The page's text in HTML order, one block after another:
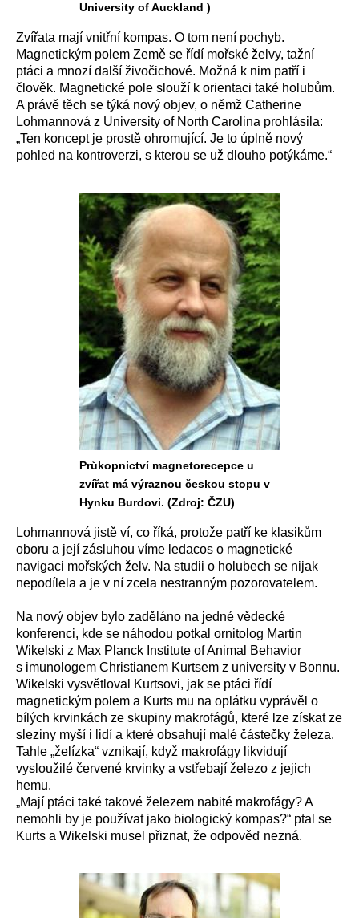
University of Auckland )
Zvířata mají vnitřní kompas. O tom není pochyb.
Magnetickým polem Země se řídí mořské želvy, tažní
ptáci a mnozí další živočichové. Možná k nim patří i
člověk. Magnetické pole slouží k orientaci také holubům.
A právě těch se týká nový objev, o němž Catherine
Lohmannová z University of North Carolina prohlásila:
„Ten koncept je prostě ohromující. Je to úplně nový
pohled na kontroverzi, s kterou se už dlouho potýkáme.“
Průkopnictví magnetorecepce u
zvířat má výraznou českou stopu v
Hynku Burdovi. (Zdroj: ČZU)
Lohmannová jistě ví, co říká, protože patří ke klasikům
oboru a její zásluhou víme ledacos o magnetické
navigaci mořských želv. Na studii o holubech se nijak
nepodílela a je v ní zcela nestranným pozorovatelem.
Na nový objev bylo zaděláno na jedné vědecké
konferenci, kde se náhodou potkal ornitolog Martin
Wikelski z Max Planck Institute of Animal Behavior
s imunologem Christianem Kurtsem z university v Bonnu.
Wikelski vysvětloval Kurtsovi, jak se ptáci řídí
magnetickým polem a Kurts mu na oplátku vyprávěl o
bílých krvinkách ze skupiny makrofágů, které lze získat ze
sleziny myší i lidí a které obsahují malé částečky železa.
Tahle „želízka“ vznikají, když makrofágy likvidují
vysloužilé červené krvinky a vstřebají železo z jejich
hemu.
„Mají ptáci také takové železem nabité makrofágy? A
nemohli by je používat jako biologický kompas?“ ptal se
Kurts a Wikelski musel přiznat, že odpověď nezná.